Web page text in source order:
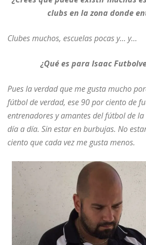
clubs en la zona donde
Clubes muchos, escuelas pocas y… y…
¿Qué es para Isaac
Pues la verdad que me gusta mucho
fútbol de verdad, ese 90 por ciento de
entrenadores y amantes del fútbol de
día a día. Sin estar en burbujas. No
ciento que cada vez me gusta menos.